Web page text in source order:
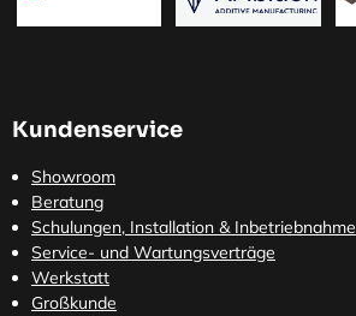
Kundenservice
Showroom
Beratung
Schulungen, Installation & Inbetriebnahme
Service- und Wartungsverträge
Werkstatt
Großkunde